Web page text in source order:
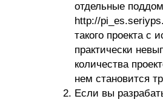
отдельные
http://
такого проекта с
практически
количества
нем становится
Если вы